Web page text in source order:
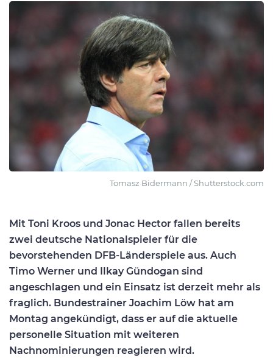
Tomasz Bidermann / Shutterstock.com
Mit Toni Kroos und Jonac Hector fallen bereits
zwei deutsche Nationalspieler für die
bevorstehenden DFB-Länderspiele aus. Auch
Timo Werner und Ilkay Gündogan sind
angeschlagen und ein Einsatz ist derzeit mehr als
fraglich. Bundestrainer Joachim Löw hat am
Montag angekündigt, dass er auf die aktuelle
personelle Situation mit weiteren
Nachnominierungen reagieren wird.